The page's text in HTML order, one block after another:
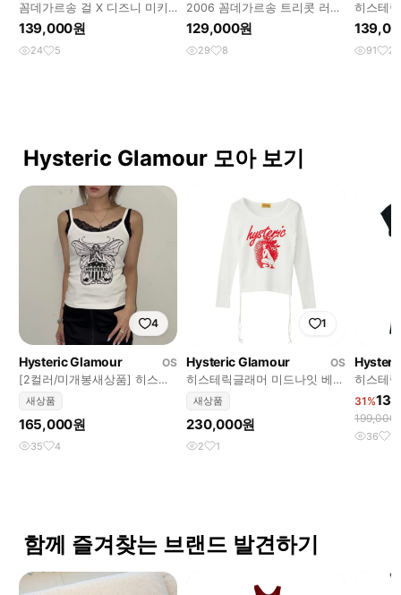
꼼데가르송 걸 X 디즈니 미키
마우스 폴카닷 도트 프린트 반
팔 티셔츠
139,000원
24 5
2006 꼼데가르송 트리콧 러플
리본 슬리브리스 탑
129,000원
29 8
히스테
미솔 슬
91 23
Hysteric Glamour 모아 보기
4
Hysteric Glamour
OS
[2컬러/미개봉새상품] 히스테
릭글래머 치비 나시 슬리브리
스 티셔츠
새상품
165,000원
35 4
1
Hysteric Glamour
OS
히스테릭글래머 미드나잇 베리
치비 티셔츠 화이트
새상품
230,000원
2 1
히스테
욕타임
티셔츠
31%
199,000
36 12
함께 즐겨찾는 브랜드 발견하기